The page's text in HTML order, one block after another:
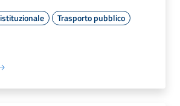
Trasporto pubblico